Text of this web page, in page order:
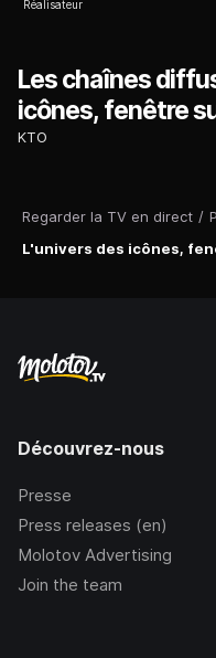
Regarder la TV en direct /
L'univers des icônes,
Réalisateur
Les chaînes
icônes, fenêtre
KTO
Découvrez-nous
Presse
Press releases (en)
Molotov Advertising
Join the team